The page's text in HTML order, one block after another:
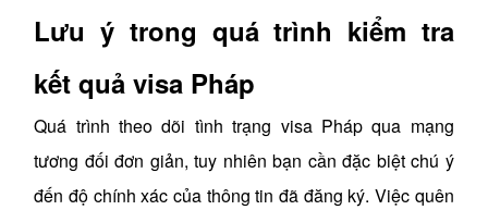
Lưu ý trong quá trình kiểm tra
kết quả visa Pháp
Quá trình theo dõi tình trạng visa Pháp qua mạng
tương đối đơn giản, tuy nhiên bạn cần đặc biệt chú ý
đến độ chính xác của thông tin đã đăng ký. Việc quên